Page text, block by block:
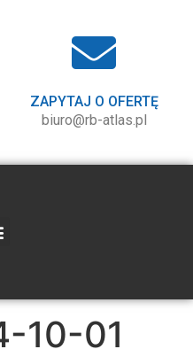
ZAPYTAJ O OFERTĘ
biuro@rb-atlas.pl
10-01